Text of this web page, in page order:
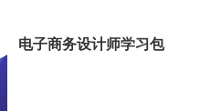
电子商务设计师学习包